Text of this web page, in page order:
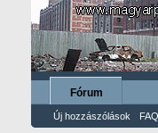
Fórum
Új hozzászólások FAQ